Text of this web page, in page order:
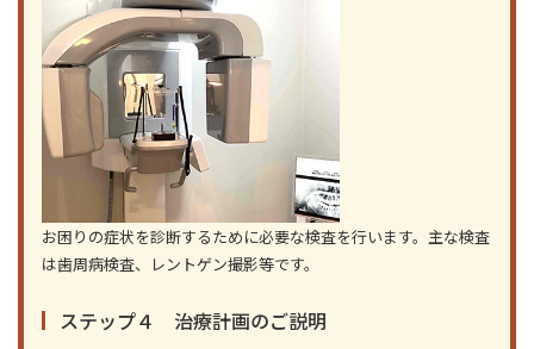
お困りの症状を診断するために必要な検査を行います。主な検査
は歯周病検査、レントゲン撮影等です。
ステップ４ 治療計画のご説明